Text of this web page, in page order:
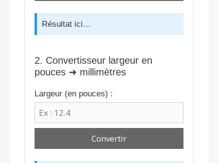
Résultat ici…
2. Convertisseur largeur en
pouces ➜ millimètres
Largeur (en pouces) :
Convertir